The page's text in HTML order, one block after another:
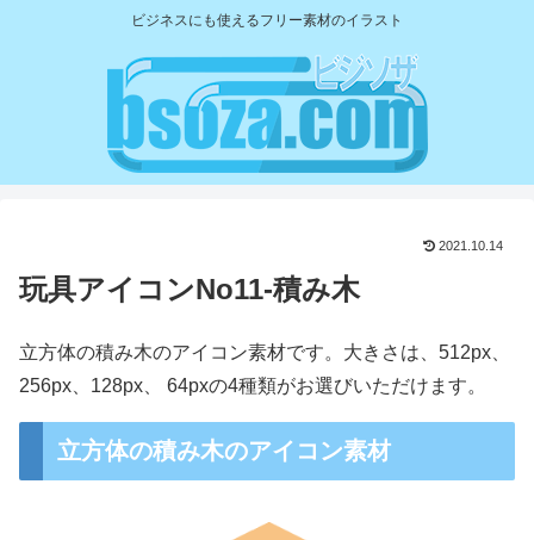
ビジネスにも使えるフリー素材のイラスト
2021.10.14
玩具アイコンNo11-積み木
立方体の積み木のアイコン素材です。大きさは、512px、
256px、128px、 64pxの4種類がお選びいただけます。
立方体の積み木のアイコン素材